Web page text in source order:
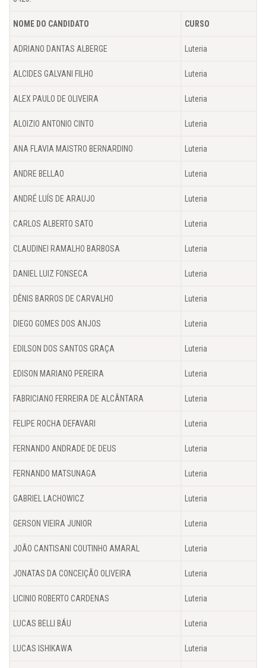
NOME DO CANDIDATO CURSO
ADRIANO DANTAS ALBERGE Luteria
ALCIDES GALVANI FILHO Luteria
ALEX PAULO DE OLIVEIRA Luteria
ALOIZIO ANTONIO CINTO Luteria
ANA FLAVIA MAISTRO BERNARDINO Luteria
ANDRE BELLAO Luteria
ANDRÉ LUÍS DE ARAUJO Luteria
CARLOS ALBERTO SATO Luteria
CLAUDINEI RAMALHO BARBOSA Luteria
DANIEL LUIZ FONSECA Luteria
DÊNIS BARROS DE CARVALHO Luteria
DIEGO GOMES DOS ANJOS Luteria
EDILSON DOS SANTOS GRAÇA Luteria
EDISON MARIANO PEREIRA Luteria
FABRICIANO FERREIRA DE ALCÂNTARA Luteria
FELIPE ROCHA DEFAVARI Luteria
FERNANDO ANDRADE DE DEUS Luteria
FERNANDO MATSUNAGA Luteria
GABRIEL LACHOWICZ Luteria
GERSON VIEIRA JUNIOR Luteria
JOÃO CANTISANI COUTINHO AMARAL Luteria
JONATAS DA CONCEIÇÃO OLIVEIRA Luteria
LICINIO ROBERTO CARDENAS Luteria
LUCAS BELLI BÁU Luteria
LUCAS ISHIKAWA Luteria